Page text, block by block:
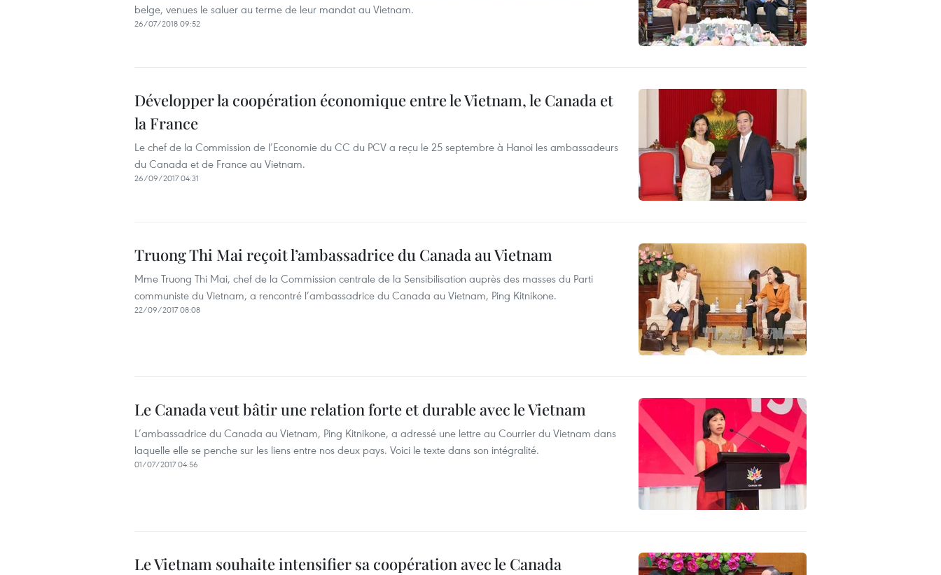
belge, venues le saluer au terme de leur mandat au Vietnam.
26/07/2018 09:52
Développer la coopération économique entre le Vietnam, le Canada et
la France
Le chef de la Commission de l’Economie du CC du PCV a reçu le 25 septembre à Hanoi les ambassadeurs
du Canada et de France au Vietnam.
26/09/2017 04:31
Truong Thi Mai reçoit l’ambassadrice du Canada au Vietnam
Mme Truong Thi Mai, chef de la Commission centrale de la Sensibilisation auprès des masses du Parti
communiste du Vietnam, a rencontré l’ambassadrice du Canada au Vietnam, Ping Kitnikone.
22/09/2017 08:08
Le Canada veut bâtir une relation forte et durable avec le Vietnam
L’ambassadrice du Canada au Vietnam, Ping Kitnikone, a adressé une lettre au Courrier du Vietnam dans
laquelle elle se penche sur les liens entre nos deux pays. Voici le texte dans son intégralité.
01/07/2017 04:56
Le Vietnam souhaite intensifier sa coopération avec le Canada